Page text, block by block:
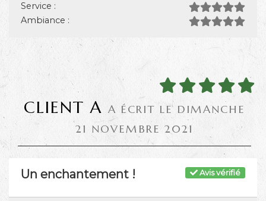
Service :
Ambiance :
CLIENT A A ÉCRIT LE DIMANCHE
21 NOVEMBRE 2021
Avis vérifié
Un enchantement !